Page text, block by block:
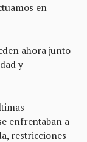
en
ahora junto
y
enfrentaban a
restricciones